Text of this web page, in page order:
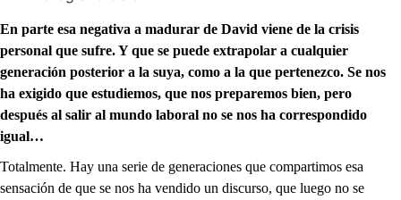
En parte esa negativa a madurar de David viene de la crisis
personal que sufre. Y que se puede extrapolar a cualquier
generación posterior a la suya, como a la que pertenezco. Se nos
ha exigido que estudiemos, que nos preparemos bien, pero
después al salir al mundo laboral no se nos ha correspondido
igual…
Totalmente. Hay una serie de generaciones que compartimos esa
sensación de que se nos ha vendido un discurso, que luego no se